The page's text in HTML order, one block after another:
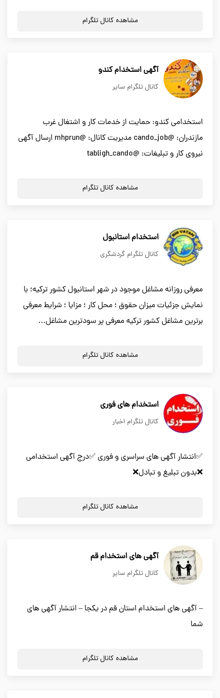
مشاهده کانال تلگرام
آگهی استخدام کندو
کانال تلگرام سایر
استخدامی کندو: حمایت از خدمات کار و اشتغال غرب
مازندران: @cando_job مدیریت کانال: @mhprun ارسال آگهی
نیروی کار و تبلیغات: @tabligh_cando
مشاهده کانال تلگرام
استخدام استانبول
کانال تلگرام گردشگری
معرفی روزانه مشاغل موجود در شهر استانبول کشور ترکیه؛ با
نمایش جزئیات میزان حقوق ؛ محل کار ؛ مزایا ؛ شرایط معرفی
برترین مشاغل کشور ترکیه معرفی پر سودترین مشاغل...
مشاهده کانال تلگرام
استخدام های فوری
کانال تلگرام اخبار
✅انتشار آگهی های سراسری و فوری ✅درج آگهی استخدامی
❌بدون تبلیغ و تبادل❌
مشاهده کانال تلگرام
آگهی های استخدام قم
کانال تلگرام سایر
– آگهی های استخدام استان قم در یکجا – انتشار آگهی های
شما
مشاهده کانال تلگرام